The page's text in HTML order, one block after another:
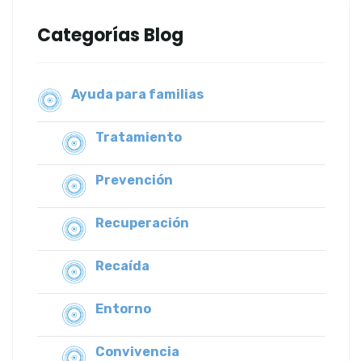
Categorías Blog
Ayuda para familias
Tratamiento
Prevención
Recuperación
Recaída
Entorno
Convivencia